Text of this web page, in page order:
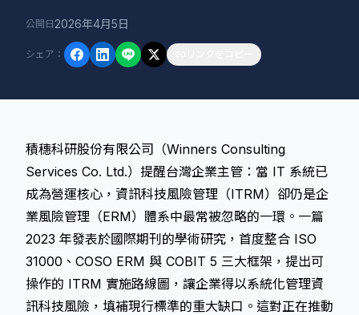
公開日 2026年4月5日
シェア ：
積穗科研股份有限公司（Winners Consulting
Services Co. Ltd.）提醒台灣企業主管：當 IT 系統已
成為營運核心，資訊科技風險管理（ITRM）卻仍是企
業風險管理（ERM）體系中最常被忽略的一環。一篇
2023 年發表於國際期刊的學術研究，首度整合 ISO
31000、COSO ERM 與 COBIT 5 三大框架，提出可
操作的 ITRM 實施路線圖，讓企業得以系統化管理資
訊科技風險，填補現行標準的重大缺口。這對正在推動